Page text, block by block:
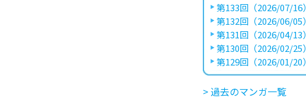
第133回（2026/07/16）
第132回（2026/06/05）
第131回（2026/04/13）
第130回（2026/02/25）
第129回（2026/01/20）
> 過去のマンガ一覧